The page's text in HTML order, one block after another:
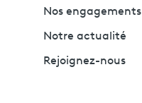
Nos engagements
Notre actualité
Rejoignez-nous